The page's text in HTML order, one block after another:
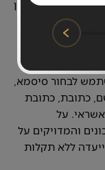
יווצר חשבון
בהחזר כספי
יינתן על חשבון
לבחור סיסמא,
כתובת, כתובת
אשראי. על
והמדויקים על
ללא תקלות